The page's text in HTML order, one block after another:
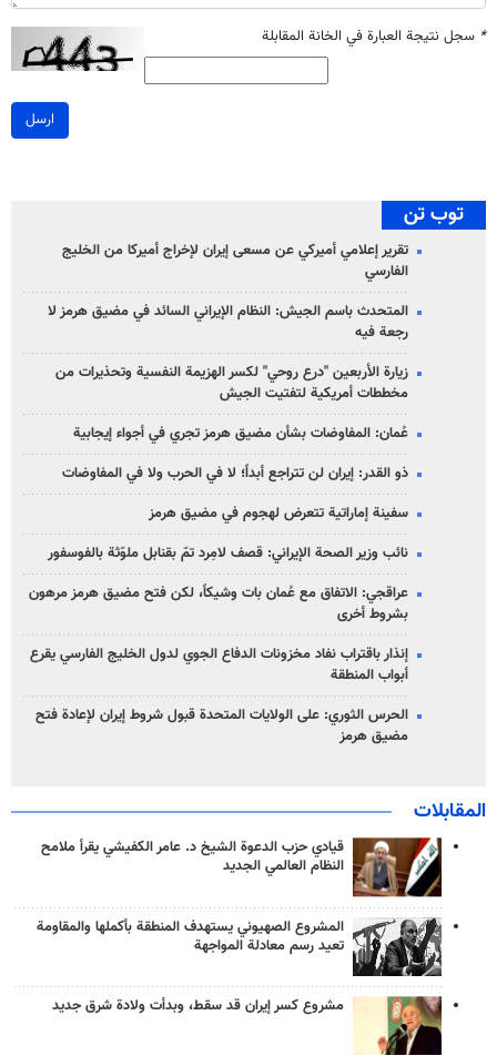
* سجل نتيجة العبارة في الخانة المقابلة
ارسل
توب تن
تقرير إعلامي أميركي عن مسعى إيران لإخراج أميركا من الخليج
الفارسي
المتحدث باسم الجيش: النظام الإيراني السائد في مضيق هرمز لا
رجعة فيه
زيارة الأربعين "درع روحي" لكسر الهزيمة النفسية وتحذيرات من
مخططات أمريكية لتفتيت الجيش
عُمان: المفاوضات بشأن مضيق هرمز تجري في أجواء إيجابية
ذو القدر: إيران لن تتراجع أبداً؛ لا في الحرب ولا في المفاوضات
سفينة إماراتية تتعرض لهجوم في مضيق هرمز
نائب وزير الصحة الإيراني: قصف لامِرد تمّ بقنابل ملوّثة بالفوسفور
عراقجي: الاتفاق مع عُمان بات وشيكاً، لكن فتح مضيق هرمز مرهون
بشروط أخرى
إنذار باقتراب نفاد مخزونات الدفاع الجوي لدول الخليج الفارسي يقرع
أبواب المنطقة
الحرس الثوري: على الولايات المتحدة قبول شروط إيران لإعادة فتح
مضيق هرمز
المقابلات
قيادي حزب الدعوة الشيخ د. عامر الكفيشي يقرأ ملامح
النظام العالمي الجديد
المشروع الصهيوني يستهدف المنطقة بأكملها والمقاومة
تعيد رسم معادلة المواجهة
مشروع كسر إيران قد سقط، وبدأت ولادة شرق جديد